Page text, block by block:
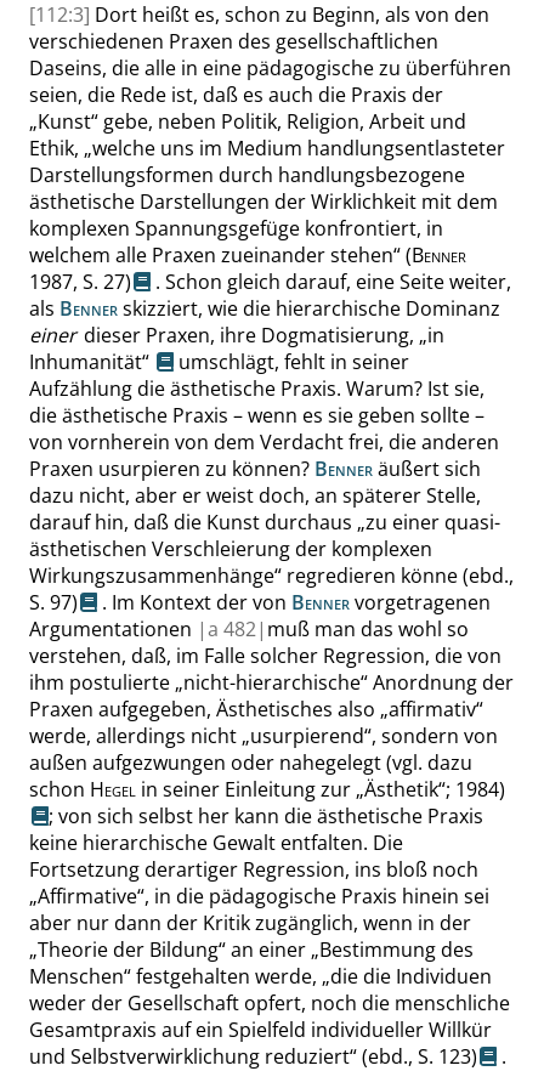
[112:3] Dort heißt es, schon zu Beginn, als von den
verschiedenen Praxen des gesellschaftlichen
Daseins, die alle in eine pädagogische zu überführen
seien, die Rede ist, daß es auch die Praxis der
„Kunst“ gebe, neben Politik, Religion, Arbeit und
Ethik, „welche uns im Medium handlungsentlasteter
Darstellungsformen durch handlungsbezogene
ästhetische Darstellungen der Wirklichkeit mit dem
komplexen Spannungsgefüge konfrontiert, in
welchem alle Praxen zueinander stehen“(Benner
1987, S. 27)
. Schon gleich darauf, eine Seite weiter,
als Bennerskizziert, wie die hierarchische Dominanz
einerdieser Praxen, ihre Dogmatisierung, „in
Inhumanität“
umschlägt, fehlt in seiner
Aufzählung die ästhetische Praxis. Warum? Ist sie,
die ästhetische Praxis – wenn es sie geben sollte –
von vornherein von dem Verdacht frei, die anderen
Praxen usurpieren zu können? Benneräußert sich
dazu nicht, aber er weist doch, an späterer Stelle,
darauf hin, daß die Kunst durchaus „zu einer quasi-
ästhetischen Verschleierung der komplexen
Wirkungszusammenhänge“ regredieren könne(ebd.,
S. 97) . Im Kontext der von Bennervorgetragenen
Argumentationen |a 482| muß man das wohl so
verstehen, daß, im Falle solcher Regression, die von
ihm postulierte „nicht-hierarchische“Anordnung der
Praxen aufgegeben, Ästhetisches also „affirmativ“
werde, allerdings nicht „usurpierend“, sondern von
außen aufgezwungen oder nahegelegt(vgl. dazu
schon Hegel in seiner Einleitung zur „Ästhetik“; 1984)
; von sich selbst her kann die ästhetische Praxis
keine hierarchische Gewalt entfalten. Die
Fortsetzung derartiger Regression, ins bloß noch
„Affirmative“, in die pädagogische Praxis hinein sei
aber nur dann der Kritik zugänglich, wenn in der
„Theorie der Bildung“an einer „Bestimmung des
Menschen“festgehalten werde, „die die Individuen
weder der Gesellschaft opfert, noch die menschliche
Gesamtpraxis auf ein Spielfeld individueller Willkür
und Selbstverwirklichung reduziert“(ebd., S. 123)
.